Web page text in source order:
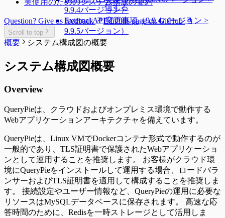
信する
9.9.4バージョン）
External API変更事項（9.9.4バージョン >
9.9.5バージョン）
実使用のためのシステム構成の要約
Question? Give us feedback Edit this page on GitHub
Scroll to top
概要 システム構成図の概要
システム構成図概要
Overview
QueryPieは、クラウドおよびオンプレミス環境で動作する
Webアプリケーションアーキテクチャを備えています。
QueryPieは、Linux VMでDockerコンテナ形式で動作するのが
一般的であり、TLS証明書で保護されたWebアプリケーショ
ンとして運用することを推奨します。 お客様がクラウド環
境にQueryPieをインストールして運用する場合、ロードバラ
ンサーおよびTLS証明書を適用して構成することを推奨しま
す。 接続設定やユーザー情報など、QueryPieの運用に必要な
リソースはMySQLデータベースに保存されます。 高速な応
答時間のために、Redisを一時ストレージとして活用しま